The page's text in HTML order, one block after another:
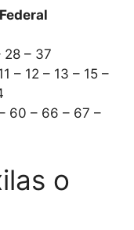
28 – 37
– 12 – 13 – 15 –
60 – 66 – 67 –
o